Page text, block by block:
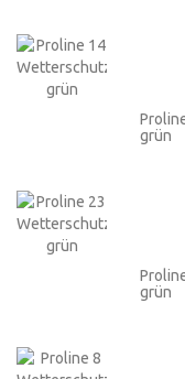
grün
grün